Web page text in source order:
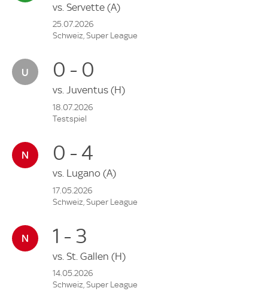
vs. Servette (A)
25.07.2026
Schweiz, Super League
0 - 0
vs. Juventus (H)
18.07.2026
Testspiel
0 - 4
vs. Lugano (A)
17.05.2026
Schweiz, Super League
1 - 3
vs. St. Gallen (H)
14.05.2026
Schweiz, Super League